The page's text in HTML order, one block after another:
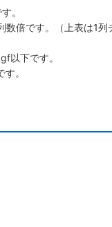
。
倍です。（上表は1
以下です。
。